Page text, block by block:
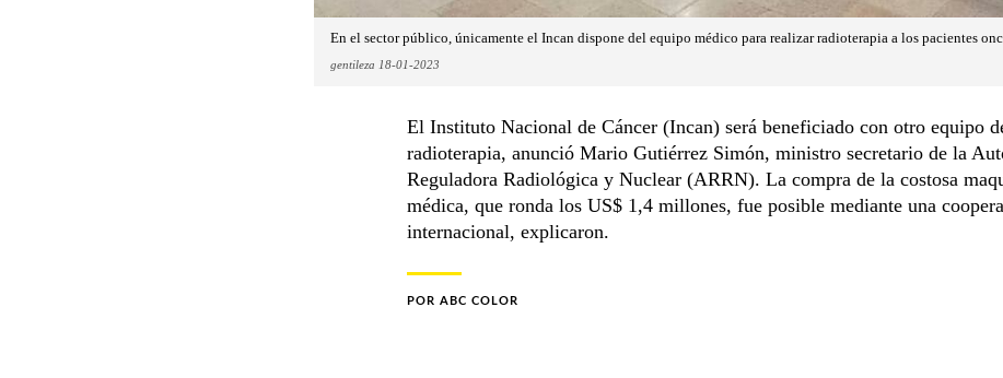
En el sector público, únicamente el Incan dispone del equipo médico para realizar radioterapia a los pacientes
gentileza 18-01-2023
El Instituto Nacional de Cáncer (Incan) será beneficiado con otro equipo
radioterapia, anunció Mario Gutiérrez Simón, ministro secretario de la
Reguladora Radiológica y Nuclear (ARRN). La compra de la costosa
médica, que ronda los US$ 1,4 millones, fue posible mediante una
internacional, explicaron.
POR ABC COLOR